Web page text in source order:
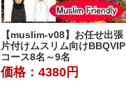
【muslim-v08】お任せ出張
片付けムスリム向けBBQVIP
コース8名～9名
価格：4380円